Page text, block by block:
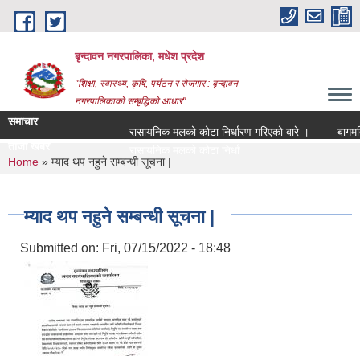
Skip to main content
बृन्दावन नगरपालिका, मधेश प्रदेश
"शिक्षा, स्वास्थ्य, कृषि, पर्यटन र रोजगार : बृन्दावन
नगरपालिकाको सम्बृद्धिको आधार"
समाचार
रासायनिक मलको कोटा निर्धारण गरिएको बारे ।
बागमति
You are here
Home » म्याद थप नहुने सम्बन्धी सूचना |
म्याद थप नहुने सम्बन्धी सूचना |
Submitted on: Fri, 07/15/2022 - 18:48